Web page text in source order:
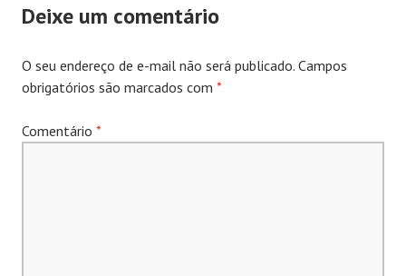
Deixe um comentário
O seu endereço de e-mail não será publicado. Campos
obrigatórios são marcados com *
Comentário *